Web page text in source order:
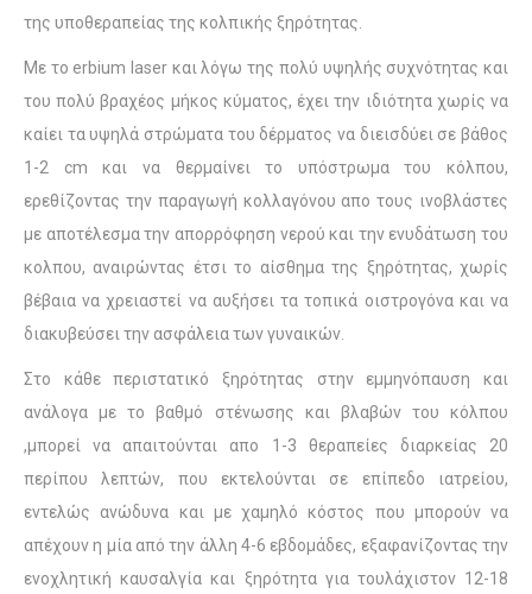
της υποθεραπείας της κολπικής ξηρότητας.
Με το erbium laser και λόγω της πολύ υψηλής συχνότητας και
του πολύ βραχέος μήκος κύματος, έχει την ιδιότητα χωρίς να
καίει τα υψηλά στρώματα του δέρματος να διεισδύει σε βάθος
1-2 cm και να θερμαίνει το υπόστρωμα του κόλπου,
ερεθίζοντας την παραγωγή κολλαγόνου απο τους ινοβλάστες
με αποτέλεσμα την απορρόφηση νερού και την ενυδάτωση του
κολπου, αναιρώντας έτσι το αίσθημα της ξηρότητας, χωρίς
βέβαια να χρειαστεί να αυξήσει τα τοπικά οιστρογόνα και να
διακυβεύσει την ασφάλεια των γυναικών.
Στο κάθε περιστατικό ξηρότητας στην εμμηνόπαυση και
ανάλογα με το βαθμό στένωσης και βλαβών του κόλπου
,μπορεί να απαιτούνται απο 1-3 θεραπείες διαρκείας 20
περίπου λεπτών, που εκτελούνται σε επίπεδο ιατρείου,
εντελώς ανώδυνα και με χαμηλό κόστος που μπορούν να
απέχουν η μία από την άλλη 4-6 εβδομάδες, εξαφανίζοντας την
ενοχλητική καυσαλγία και ξηρότητα για τουλάχιστον 12-18